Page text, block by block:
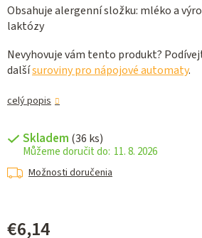
Obsahuje alergenní složku: mléko a
laktózy
Nevyhovuje vám tento produkt?
dalšísuroviny pro nápojové automaty.
celý popis
Skladem (36 ks)
11. 8. 2026
Možnosti doručenia
€6,14